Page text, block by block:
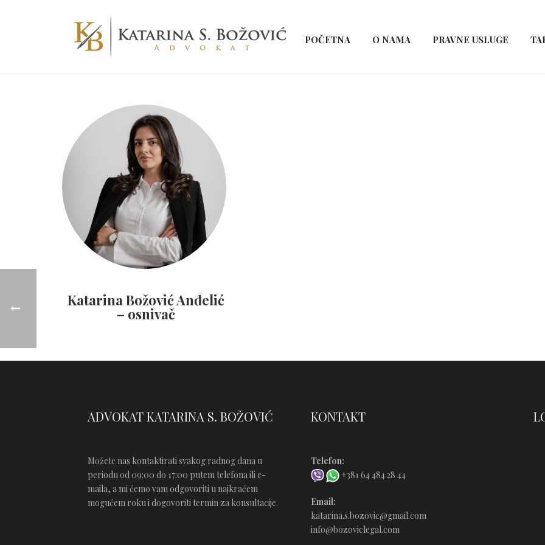
POČETNA O NAMA PRAVNE USLUGE
Katarina Božović Anđelić
– osnivač
ADVOKAT KATARINA S. BOŽOVIĆ
Možete nas kontaktirati svakog radnog dana u
periodu od 09:00 do 17:00 putem telefona ili e-
maila, a mi ćemo vam odgovoriti u najkraćem
mogućem roku i dogovoriti termin za konsultacije.
KONTAKT
Telefon:
+381 64 484 28 44
Email:
katarina.s.bozovic@gmail.com
info@bozoviclegal.com